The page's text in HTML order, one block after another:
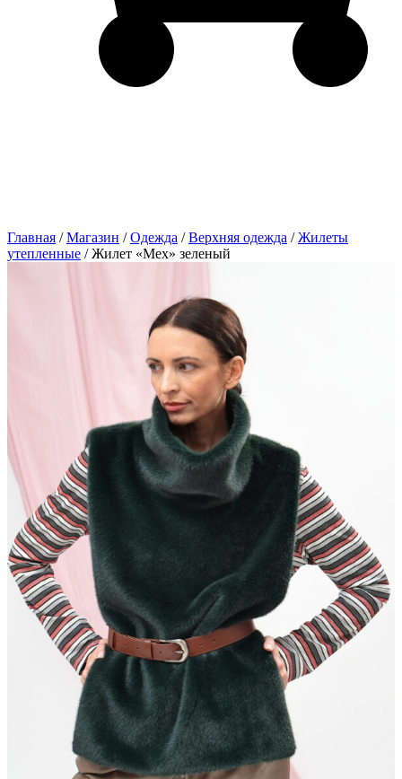
Главная /Магазин /Одежда /Верхняя одежда /Жилеты
утепленные / Жилет «Мех» зеленый